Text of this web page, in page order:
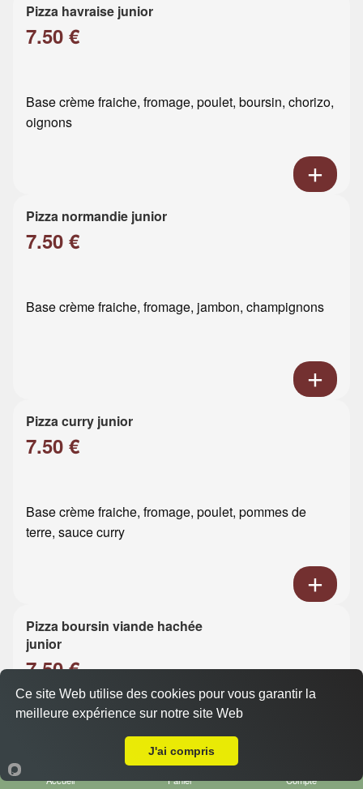
Pizza havraise junior
7.50 €
Base crème fraiche, fromage, poulet, boursin, chorizo,
oignons
Pizza normandie junior
7.50 €
Base crème fraiche, fromage, jambon, champignons
Pizza curry junior
7.50 €
Base crème fraiche, fromage, poulet, pommes de
terre, sauce curry
Pizza boursin viande hachée
junior
7.50 €
Base crème fraiche, fromage, viande hachée, boursin
Accueil Panier Compte
Ce site Web utilise des cookies pour vous garantir la
meilleure expérience sur notre site Web
J'ai compris